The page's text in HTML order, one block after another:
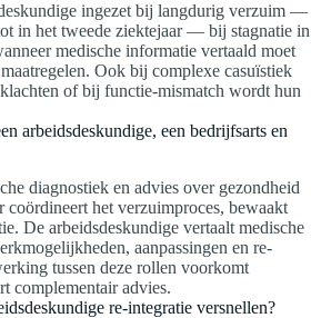
ingezet bij langdurig verzuim —
in het tweede ziektejaar — bij stagnatie in
medische informatie vertaald moet
Ook bij complexe casuïstiek
of bij functie-mismatch wordt hun
arbeidsdeskundige, een bedrijfsarts en
diagnostiek en advies over gezondheid
coördineert het verzuimproces, bewaakt
De arbeidsdeskundige vertaalt medische
aanpassingen en re-
tussen deze rollen voorkomt
complementair advies.
re-integratie versnellen?